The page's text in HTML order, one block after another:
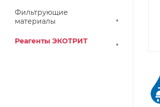
Фильтрующие
материалы
Реагенты ЭКОТРИТ